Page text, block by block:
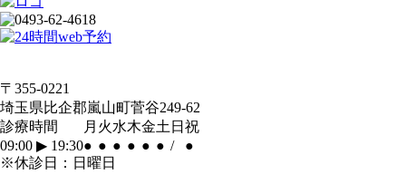
〒355-0221
埼玉県比企郡嵐山町菅谷249-62
診療時間
月 火水木金土 日 祝
09:00 ▶︎ 19:30● ● ● ● ● ● /
●
※休診日：日曜日